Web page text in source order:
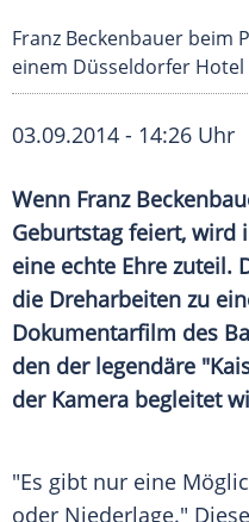
Franz Beckenbauer beim
einem Düsseldorfer Hotel
03.09.2014 - 14:26 Uhr
Wenn Franz
Geburtstag feiert, wird
eine echte Ehre zuteil.
die Dreharbeiten zu
Dokumentarfilm des
den der legendäre
der Kamera begleitet
"Es gibt nur eine
oder Niederlage."